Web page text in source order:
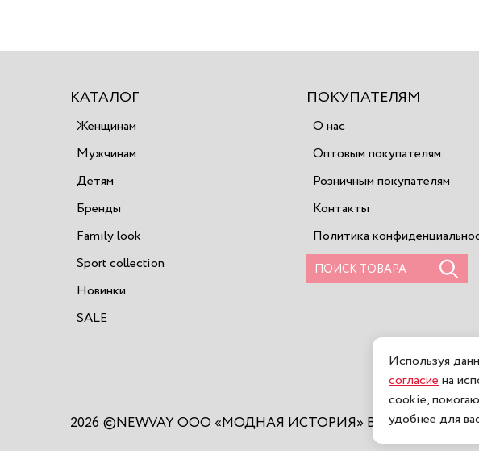
КАТАЛОГ
Женщинам
Мужчинам
Детям
Бренды
Family look
Sport collection
Новинки
SALE
ПОКУПАТЕЛЯМ
О нас
Оптовым покупателям
Розничным покупателям
Контакты
Политика
2026 ©NEWVAY ООО «МОДНАЯ ИСТОРИЯ» Все права
Используя
согласие на
cookie,
удобнее для